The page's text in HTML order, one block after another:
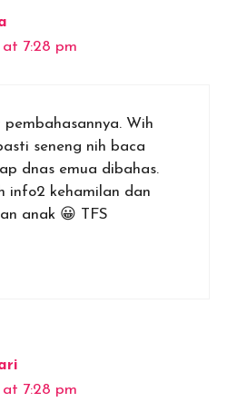
at 7:28 pm
Wih
seneng nih baca
dnas emua dibahas.
info2 kehamilan dan
anak 😀 TFS
at 7:28 pm